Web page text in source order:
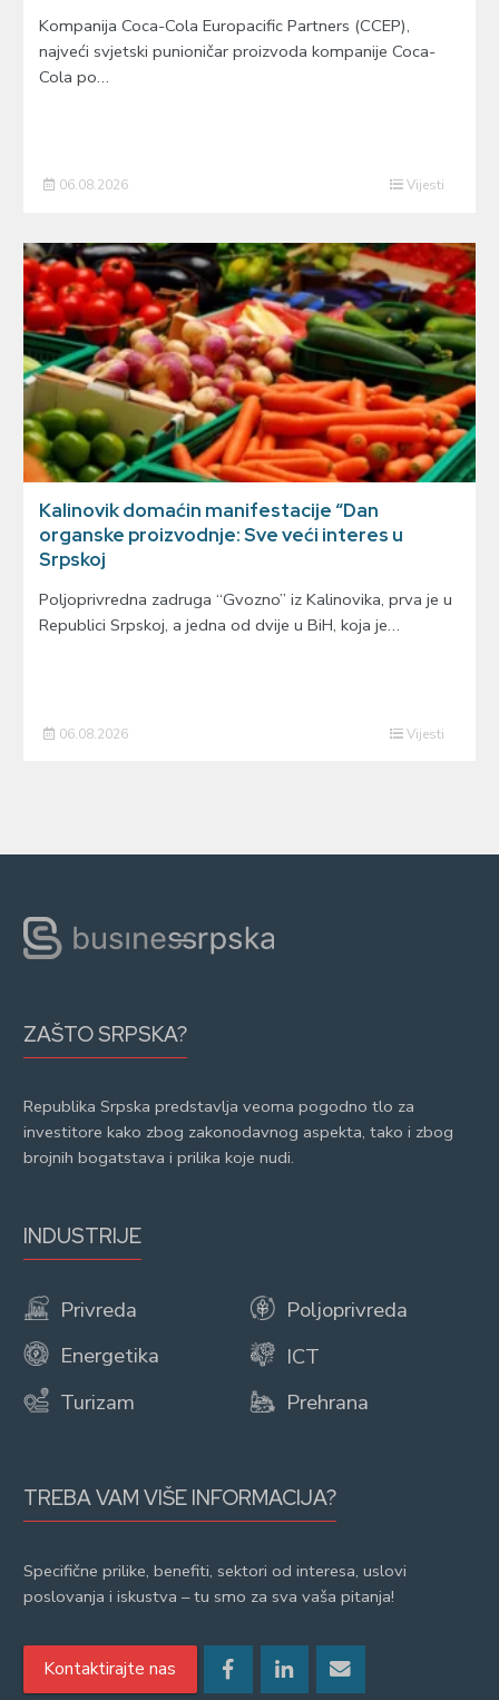
Kompanija Coca-Cola Europacific Partners (CCEP),
najveći svjetski punioničar proizvoda kompanije Coca-
Cola po…
06.08.2026 Vijesti
Kalinovik domaćin manifestacije “Dan
organske proizvodnje: Sve veći interes u
Srpskoj
Poljoprivredna zadruga “Gvozno” iz Kalinovika, prva je u
Republici Srpskoj, a jedna od dvije u BiH, koja je…
06.08.2026 Vijesti
ZAŠTO SRPSKA?
Republika Srpska predstavlja veoma pogodno tlo za
investitore kako zbog zakonodavnog aspekta, tako i zbog
brojnih bogatstava i prilika koje nudi.
INDUSTRIJE
Privreda
Energetika
Turizam
Poljoprivreda
ICT
Prehrana
TREBA VAM VIŠE INFORMACIJA?
Specifične prilike, benefiti, sektori od interesa, uslovi
poslovanja i iskustva – tu smo za sva vaša pitanja!
Kontaktirajte nas